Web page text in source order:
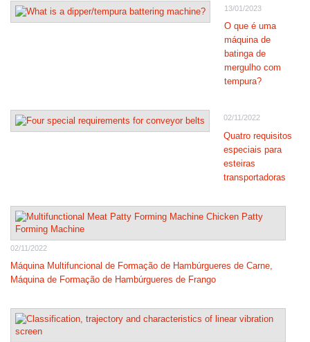
13/01/2023
O que é uma
máquina de
batinga de
mergulho com
tempura?
02/11/2022
Quatro requisitos
especiais para
esteiras
transportadoras
02/11/2022
Máquina Multifuncional de Formação de Hambúrgueres de Carne,
Máquina de Formação de Hambúrgueres de Frango